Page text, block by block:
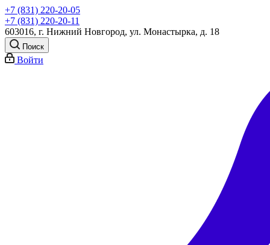
+7 (831) 220-20-05
+7 (831) 220-20-11
603016, г. Нижний Новгород, ул. Монастырка, д. 18
Поиск
Войти